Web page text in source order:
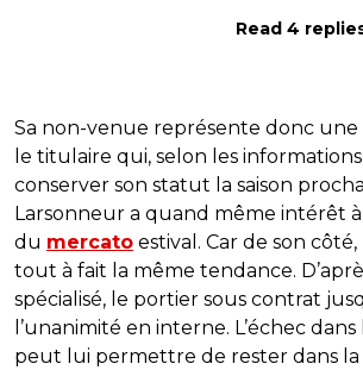
Read 4
Sa non-venue représente donc
le titulaire qui, selon les
conserver son statut la saison
Larsonneur a quand même intérêt
du mercato estival. Car de son
tout à fait la même tendance.
spécialisé, le portier sous contrat
l’unanimité en interne. L’échec
peut lui permettre de rester dans la